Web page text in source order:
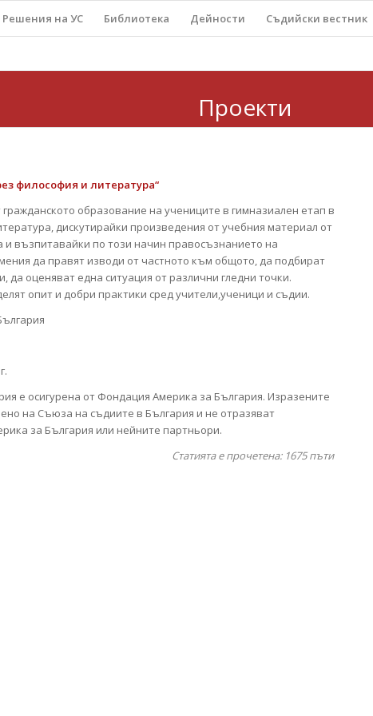
Решения на УС Библиотека Дейности Съдийски вестник
Проекти
философия и литература“
образование на учениците в гимназиален етап в
дискутирайки произведения от учебния материал от
възпитавайки по този начин правосъзнанието на
да правят изводи от частното към общото, да подбират
да оценяват една ситуация от различни гледни точки.
опит и добри практики сред учители,ученици и съдии.
е осигурена от Фондация Америка за България. Изразените
на Съюза на съдиите в България и не отразяват
за България или нейните партньори.
Статията е прочетена: 1675пъти